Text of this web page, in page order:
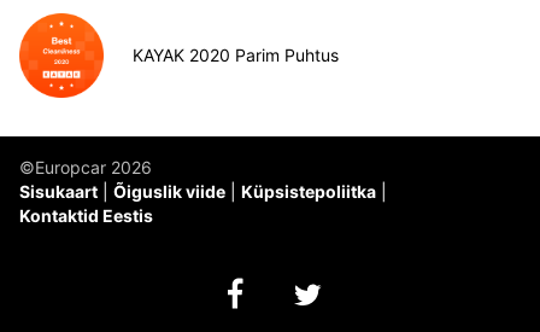
KAYAK 2020 Parim Puhtus
©Europcar 2026
Sisukaart
Õiguslik viide
Küpsistepoliitka
Kontaktid Eestis